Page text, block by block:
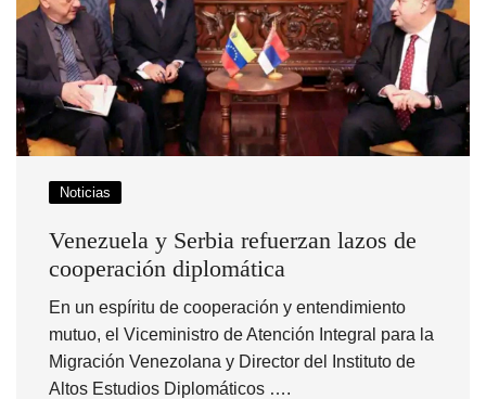
Noticias
Venezuela y Serbia refuerzan lazos de
cooperación diplomática
En un espíritu de cooperación y entendimiento
mutuo, el Viceministro de Atención Integral para la
Migración Venezolana y Director del Instituto de
Altos Estudios Diplomáticos ….